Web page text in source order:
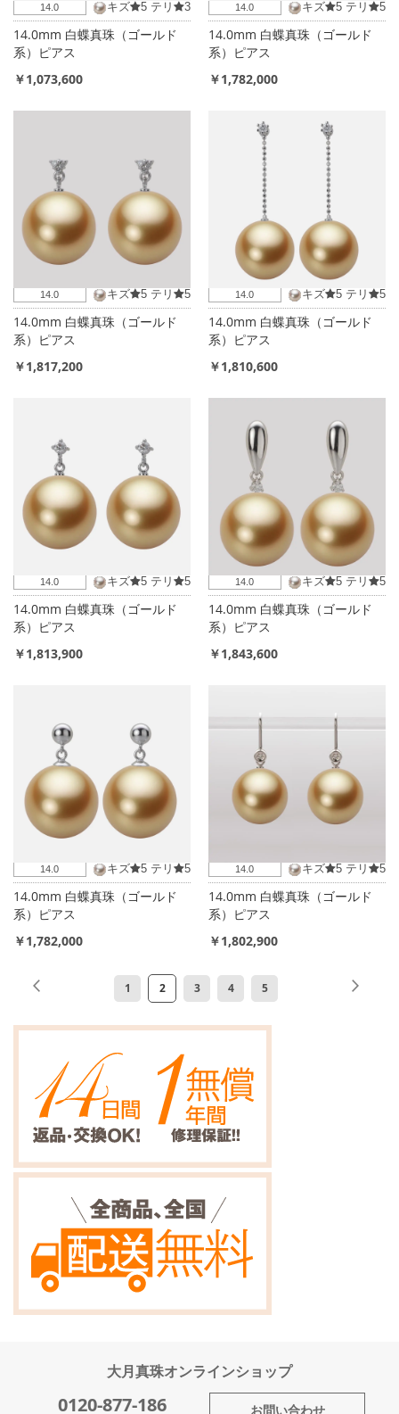
14.0 キズ 5 テリ 3
14.0mm 白蝶真珠（ゴールド
系）ピアス
￥1,073,600
14.0 キズ 5 テリ 5
14.0mm 白蝶真珠（ゴールド
系）ピアス
￥1,782,000
14.0 キズ 5 テリ 5
14.0mm 白蝶真珠（ゴールド
系）ピアス
￥1,817,200
14.0 キズ 5 テリ 5
14.0mm 白蝶真珠（ゴールド
系）ピアス
￥1,810,600
14.0 キズ 5 テリ 5
14.0mm 白蝶真珠（ゴールド
系）ピアス
￥1,813,900
14.0 キズ 5 テリ 5
14.0mm 白蝶真珠（ゴールド
系）ピアス
￥1,843,600
14.0 キズ 5 テリ 5
14.0mm 白蝶真珠（ゴールド
系）ピアス
￥1,782,000
14.0 キズ 5 テリ 5
14.0mm 白蝶真珠（ゴールド
系）ピアス
￥1,802,900
ペ
ー
ペ1
ペ
を
読
ん
い
ま
す
2
ペ
3
ペ
4
ペ
5
大月真珠オンラインショップ
0120-877-186 お問い合わせ